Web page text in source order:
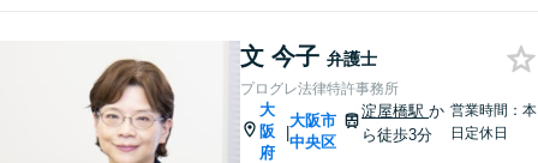
文 今子 弁護士
プログレ法律特許事務所
大
阪
府
|
大阪市
中央区
淀屋橋駅か
ら徒歩3分
営業時間：本
日定休日